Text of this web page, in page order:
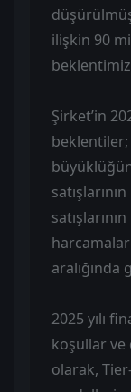
ilişkin 90
Şirket’in
2025 yılı
koşullar ve
olarak,